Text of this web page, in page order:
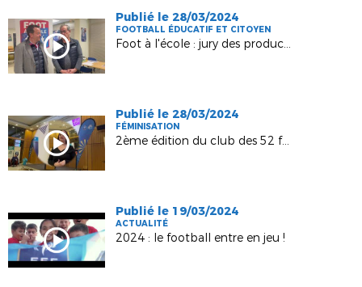
Publié le 28/03/2024
FOOTBALL ÉDUCATIF ET CITOYEN
Foot à l'école : jury des productions culturelles 2024 !
Publié le 28/03/2024
FÉMINISATION
2ème édition du club des 52 femmes - 7 mars 2024
Publié le 19/03/2024
ACTUALITÉ
2024 : le football entre en jeu !